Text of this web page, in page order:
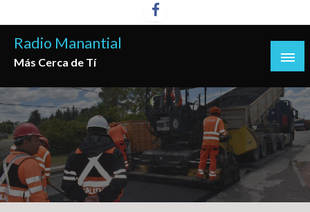
al
contenido
Radio Manantial
Más Cerca de Tí